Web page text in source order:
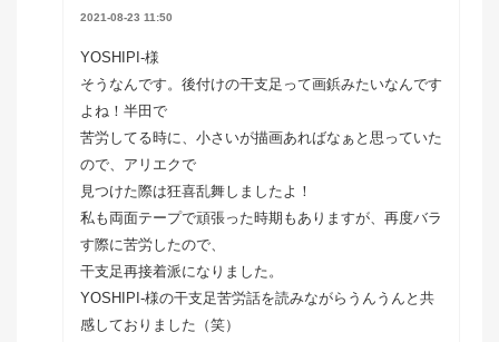
2021-08-23 11:50
YOSHIPI-様
そうなんです。後付けの干支足って画鋲みたいなんです
よね！半田で
苦労してる時に、小さいが描画あればなぁと思っていた
ので、アリエクで
見つけた際は狂喜乱舞しましたよ！
私も両面テープで頑張った時期もありますが、再度バラ
す際に苦労したので、
干支足再接着派になりました。
YOSHIPI-様の干支足苦労話を読みながらうんうんと共
感しておりました（笑）